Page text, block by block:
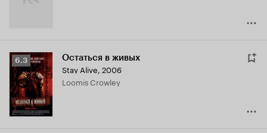
Рейтинг
Кинопоиска
6.3
6.3 Остаться в живых
Stay Alive, 2006
Loomis Crowley